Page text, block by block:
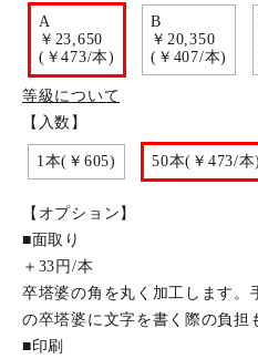
A
￥23,650
(￥473/本)
B
￥20,350
(￥407/本)
等級について
【入数】
1本(￥605) 50本(￥473/本)
【オプション】
■面取り
＋33円/本
卒塔婆の角を丸く加工します。
の卒塔婆に文字を書く際の負担
■印刷